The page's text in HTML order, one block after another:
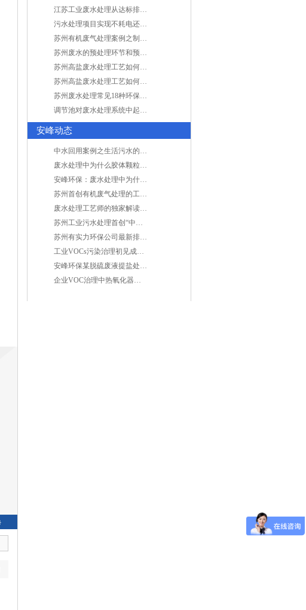
江苏工业废水处理从达标排放到零排放
污水处理项目实现不耗电还省电的技术革新
苏州有机废气处理案例之制药类企业处理工艺
苏州废水的预处理环节和预计达到目的
苏州高盐废水处理工艺如何实现行业升级
苏州高盐废水处理工艺如何实现行业升级
苏州废水处理常见18种环保术语，秒懂！
调节池对废水处理系统中起到怎样的作用？
安峰动态
中水回用案例之生活污水的二次处理利用
废水处理中为什么胶体颗粒不易自然沉降?
安峰环保：废水处理中为什么胶体颗粒不易自然沉降?
苏州首创有机废气处理的工艺测试
废水处理工艺师的独家解读废水处理知识
苏州工业污水处理首创“中水”回用经济
苏州有实力环保公司最新排名/知名环保公司有哪些?
工业VOCs污染治理初见成效：地球比20年前更绿
安峰环保某脱硫废液提盐处理项目验收成功
企业VOC治理中热氧化器如何安全运行？